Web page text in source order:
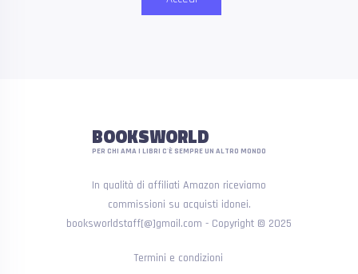
BOOKSWORLD
PER CHI AMA I LIBRI C'È SEMPRE UN ALTRO MONDO
In qualità di affiliati Amazon riceviamo
commissioni su acquisti idonei.
booksworldstaff[@]gmail.com - Copyright © 2025
Termini e condizioni